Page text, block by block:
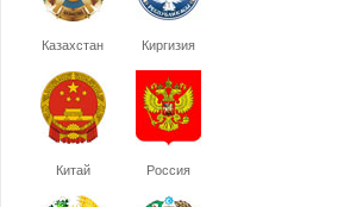
Казахстан Киргизия
Китай Россия